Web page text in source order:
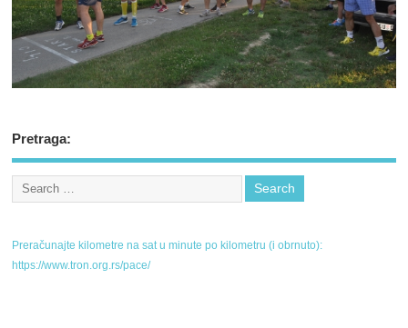
Pretraga:
Preračunajte kilometre na sat u minute po kilometru (i obrnuto):
https://www.tron.org.rs/pace/